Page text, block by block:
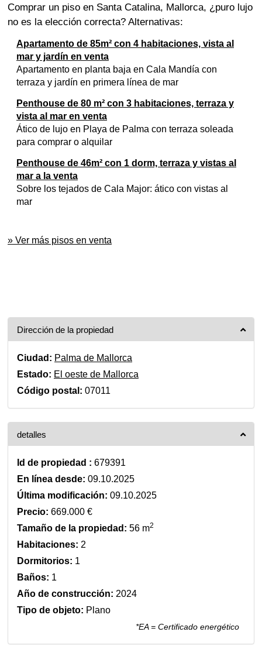
Comprar un piso en Santa Catalina, Mallorca, ¿puro lujo
no es la elección correcta? Alternativas:
Apartamento de 85m² con 4 habitaciones, vista al
mar y jardín en venta
Apartamento en planta baja en Cala Mandía con
terraza y jardín en primera línea de mar
Penthouse de 80 m² con 3 habitaciones, terraza y
vista al mar en venta
Ático de lujo en Playa de Palma con terraza soleada
para comprar o alquilar
Penthouse de 46m² con 1 dorm, terraza y vistas al
mar a la venta
Sobre los tejados de Cala Major: ático con vistas al
mar
» Ver más pisos en venta
Dirección de la propiedad
Ciudad: Palma de Mallorca
Estado: El oeste de Mallorca
Código postal: 07011
detalles
Id de propiedad : 679391
En línea desde: 09.10.2025
Última modificación: 09.10.2025
Precio: 669.000 €
Tamaño de la propiedad: 56 m2
Habitaciones: 2
Dormitorios: 1
Baños: 1
Año de construcción: 2024
Tipo de objeto: Plano
*EA = Certificado energético